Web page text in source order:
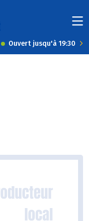
Ouvert jusqu'à 19:30